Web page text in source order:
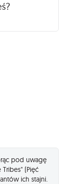
pod uwagę
(Pięć
ich stajni.